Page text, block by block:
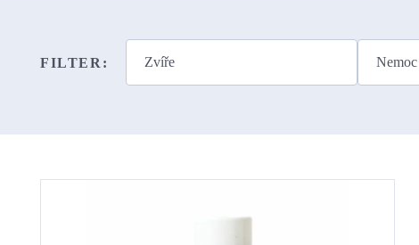
FILTER: